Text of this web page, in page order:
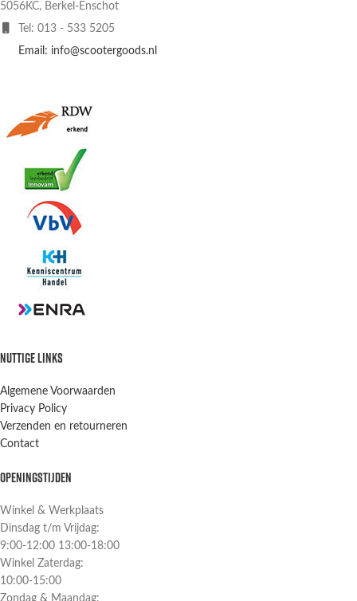
5056KC, Berkel-Enschot
Tel: 013 - 533 5205
Email: info@scootergoods.nl
NUTTIGE LINKS
Algemene Voorwaarden
Privacy Policy
Verzenden en retourneren
Contact
OPENINGSTIJDEN
Winkel & Werkplaats
Dinsdag t/m Vrijdag:
9:00-12:00 13:00-18:00
Winkel Zaterdag:
10:00-15:00